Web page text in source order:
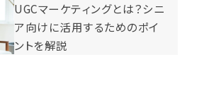
UGCマーケティングとは？シニ
ア向けに活用するためのポイ
ントを解説